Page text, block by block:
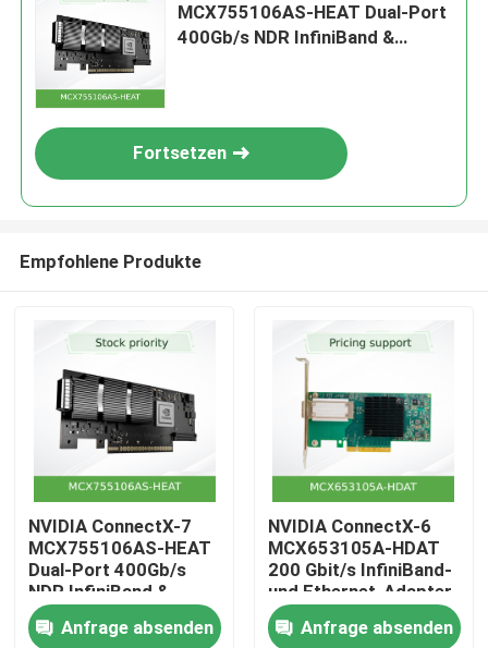
Zu Hause
MCX755106AS-HEAT Dual-Port
400Gb/s NDR InfiniBand &
Fortsetzen
Empfohlene Produkte
NVIDIA ConnectX-7
MCX755106AS-HEAT
Dual-Port 400Gb/s
NDR InfiniBand &
400GbE Smart
Adapter Karte
Anfrage absenden
NVIDIA ConnectX-6
MCX653105A-HDAT
200 Gbit/s InfiniBand-
und Ethernet-Adapter
Anfrage absenden